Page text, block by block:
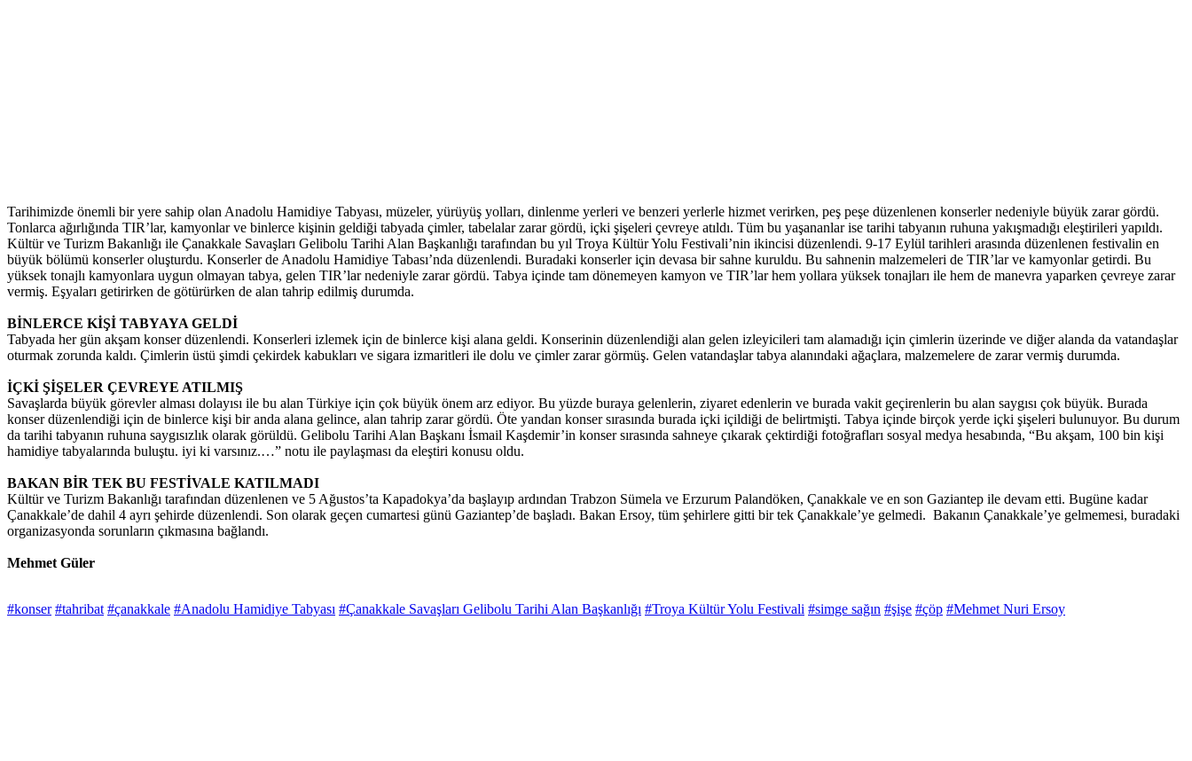
Tarihimizde önemli bir yere sahip olan Anadolu Hamidiye Tabyası, müzeler, yürüyüş yolları, dinlenme yerleri ve benzeri yerlerle hizmet verirken, peş peşe düzenlenen konserler nedeniyle büyük zarar gördü.
Tonlarca ağırlığında TIR’lar, kamyonlar ve binlerce kişinin geldiği tabyada çimler, tabelalar zarar gördü, içki şişeleri çevreye atıldı. Tüm bu yaşananlar ise tarihi tabyanın ruhuna yakışmadığı eleştirileri yapıldı.
Kültür ve Turizm Bakanlığı ile Çanakkale Savaşları Gelibolu Tarihi Alan Başkanlığı tarafından bu yıl Troya Kültür Yolu Festivali’nin ikincisi düzenlendi. 9-17 Eylül tarihleri arasında düzenlenen festivalin en
büyük bölümü konserler oluşturdu. Konserler de Anadolu Hamidiye Tabası’nda düzenlendi. Buradaki konserler için devasa bir sahne kuruldu. Bu sahnenin malzemeleri de TIR’lar ve kamyonlar getirdi. Bu
yüksek tonajlı kamyonlara uygun olmayan tabya, gelen TIR’lar nedeniyle zarar gördü. Tabya içinde tam dönemeyen kamyon ve TIR’lar hem yollara yüksek tonajları ile hem de manevra yaparken çevreye zarar
vermiş. Eşyaları getirirken de götürürken de alan tahrip edilmiş durumda.
BİNLERCE KİŞİ TABYAYA GELDİ
Tabyada her gün akşam konser düzenlendi. Konserleri izlemek için de binlerce kişi alana geldi. Konserinin düzenlendiği alan gelen izleyicileri tam alamadığı için çimlerin üzerinde ve diğer alanda da vatandaşlar
oturmak zorunda kaldı. Çimlerin üstü şimdi çekirdek kabukları ve sigara izmaritleri ile dolu ve çimler zarar görmüş. Gelen vatandaşlar tabya alanındaki ağaçlara, malzemelere de zarar vermiş durumda.
İÇKİ ŞİŞELER ÇEVREYE ATILMIŞ
Savaşlarda büyük görevler alması dolayısı ile bu alan Türkiye için çok büyük önem arz ediyor. Bu yüzde buraya gelenlerin, ziyaret edenlerin ve burada vakit geçirenlerin bu alan saygısı çok büyük. Burada
konser düzenlendiği için de binlerce kişi bir anda alana gelince, alan tahrip zarar gördü. Öte yandan konser sırasında burada içki içildiği de belirtmişti. Tabya içinde birçok yerde içki şişeleri bulunuyor. Bu durum
da tarihi tabyanın ruhuna saygısızlık olarak görüldü. Gelibolu Tarihi Alan Başkanı İsmail Kaşdemir’in konser sırasında sahneye çıkarak çektirdiği fotoğrafları sosyal medya hesabında, “Bu akşam, 100 bin kişi
hamidiye tabyalarında buluştu. iyi ki varsınız.…” notu ile paylaşması da eleştiri konusu oldu.
BAKAN BİR TEK BU FESTİVALE KATILMADI
Kültür ve Turizm Bakanlığı tarafından düzenlenen ve 5 Ağustos’ta Kapadokya’da başlayıp ardından Trabzon Sümela ve Erzurum Palandöken, Çanakkale ve en son Gaziantep ile devam etti. Bugüne kadar
Çanakkale’de dahil 4 ayrı şehirde düzenlendi. Son olarak geçen cumartesi günü Gaziantep’de başladı. Bakan Ersoy, tüm şehirlere gitti bir tek Çanakkale’ye gelmedi. Bakanın Çanakkale’ye gelmemesi, buradaki
organizasyonda sorunların çıkmasına bağlandı.
Mehmet Güler
#konser #tahribat #çanakkale #Anadolu Hamidiye Tabyası #Çanakkale Savaşları Gelibolu Tarihi Alan Başkanlığı #Troya Kültür Yolu Festivali #simge sağın #şişe #çöp #Mehmet Nuri Ersoy